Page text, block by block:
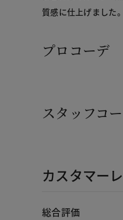
質感に仕上げました。
プロコーデ
スタッフコ
カスタマー
総合評価